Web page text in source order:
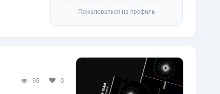
Пожаловаться на профиль
95 0